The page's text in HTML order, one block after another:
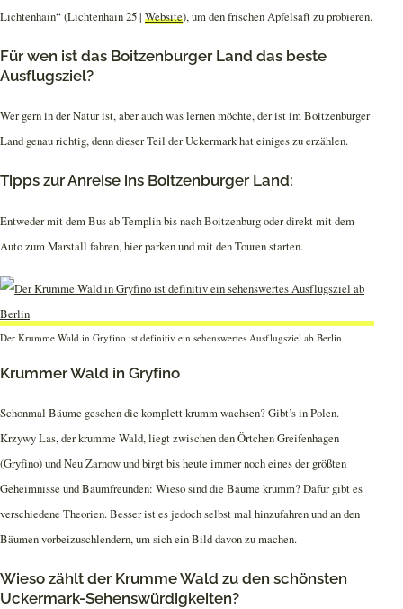
Lichtenhain“ (Lichtenhain 25 | Website), um den frischen Apfelsaft zu probieren.
Für wen ist das Boitzenburger Land das beste
Ausflugsziel?
Wer gern in der Natur ist, aber auch was lernen möchte, der ist im Boitzenburger
Land genau richtig, denn dieser Teil der Uckermark hat einiges zu erzählen.
Tipps zur Anreise ins Boitzenburger Land:
Entweder mit dem Bus ab Templin bis nach Boitzenburg oder direkt mit dem
Auto zum Marstall fahren, hier parken und mit den Touren starten.
Der Krumme Wald in Gryfino ist definitiv ein sehenswertes Ausflugsziel ab Berlin
Krummer Wald in Gryfino
Schonmal Bäume gesehen die komplett krumm wachsen? Gibt’s in Polen.
Krzywy Las, der krumme Wald, liegt zwischen den Örtchen Greifenhagen
(Gryfino) und Neu Zarnow und birgt bis heute immer noch eines der größten
Geheimnisse und Baumfreunden: Wieso sind die Bäume krumm? Dafür gibt es
verschiedene Theorien. Besser ist es jedoch selbst mal hinzufahren und an den
Bäumen vorbeizuschlendern, um sich ein Bild davon zu machen.
Wieso zählt der Krumme Wald zu den schönsten
Uckermark-Sehenswürdigkeiten?